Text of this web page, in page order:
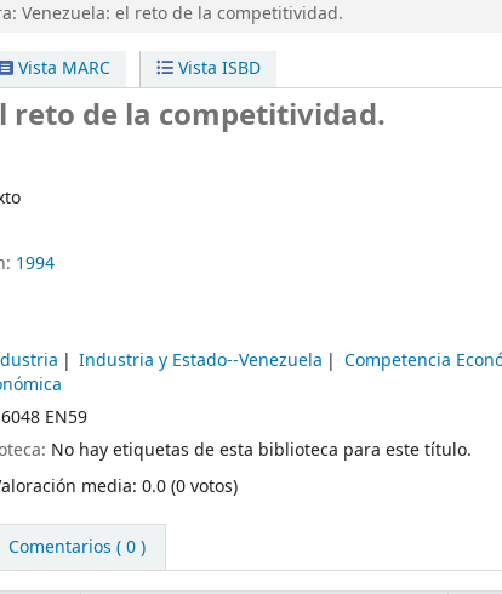
Venezuela: el reto de la competitividad.
Vista MARC Vista ISBD
reto de la competitividad.
1994
Industria y Estado--Venezuela Competencia
EN59
No hay etiquetas de esta biblioteca para este título.
media: 0.0 (0 votos)
Comentarios ( 0 )